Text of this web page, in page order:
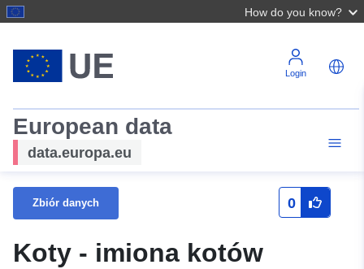
How do you know?
Login
European data
data.europa.eu
Zbiór danych 0
Koty - imiona kotów